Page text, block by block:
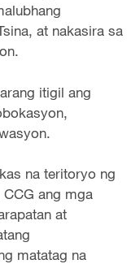
at nakasira sa
itigil ang
na teritoryo ng
ang mga
at
matatag na